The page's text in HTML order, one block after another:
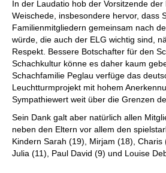
In der Laudatio hob der Vorsitzende der
Weischede, insbesondere hervor, dass
Familienmitgliedern gemeinsam nach
würde, die auch der ELG wichtig sind,
Respekt. Bessere Botschafter für den
Schachkultur könne es daher kaum
Schachfamilie Peglau verfüge das
Leuchtturmprojekt mit hohem
Sympathiewert weit über die Grenzen
Sein Dank galt aber natürlich allen
neben den Eltern vor allem den
Kindern Sarah (19), Mirjam (18),
Julia (11), Paul David (9) und Louise